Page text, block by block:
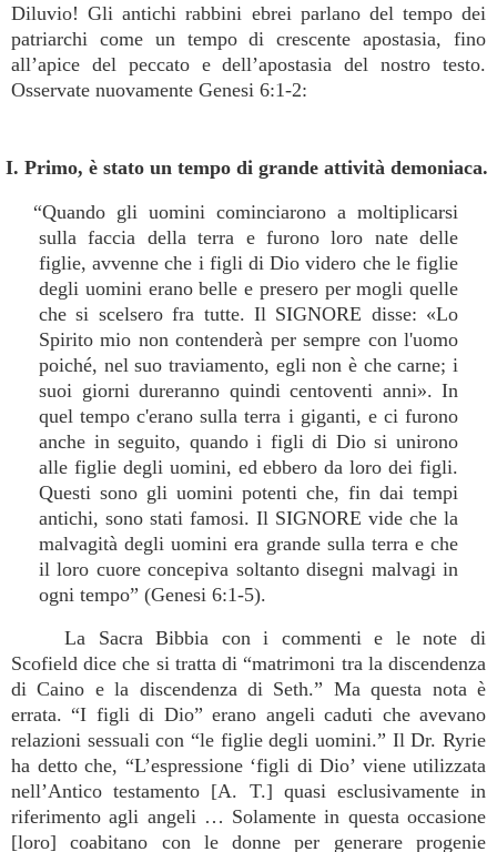
Diluvio! Gli antichi rabbini ebrei parlano del tempo dei
patriarchi come un tempo di crescente apostasia, fino
all’apice del peccato e dell’apostasia del nostro testo.
Osservate nuovamente Genesi 6:1-2:
I. Primo, è stato un tempo di grande attività demoniaca.
“Quando gli uomini cominciarono a moltiplicarsi
sulla faccia della terra e furono loro nate delle
figlie, avvenne che i figli di Dio videro che le figlie
degli uomini erano belle e presero per mogli quelle
che si scelsero fra tutte. Il SIGNORE disse: «Lo
Spirito mio non contenderà per sempre con l'uomo
poiché, nel suo traviamento, egli non è che carne; i
suoi giorni dureranno quindi centoventi anni». In
quel tempo c'erano sulla terra i giganti, e ci furono
anche in seguito, quando i figli di Dio si unirono
alle figlie degli uomini, ed ebbero da loro dei figli.
Questi sono gli uomini potenti che, fin dai tempi
antichi, sono stati famosi. Il SIGNORE vide che la
malvagità degli uomini era grande sulla terra e che
il loro cuore concepiva soltanto disegni malvagi in
ogni tempo” (Genesi 6:1-5).
La Sacra Bibbia con i commenti e le note di
Scofield dice che si tratta di “matrimoni tra la discendenza
di Caino e la discendenza di Seth.” Ma questa nota è
errata. “I figli di Dio” erano angeli caduti che avevano
relazioni sessuali con “le figlie degli uomini.” Il Dr. Ryrie
ha detto che, “L’espressione ‘figli di Dio’ viene utilizzata
nell’Antico testamento [A. T.] quasi esclusivamente in
riferimento agli angeli … Solamente in questa occasione
[loro] coabitano con le donne per generare progenie